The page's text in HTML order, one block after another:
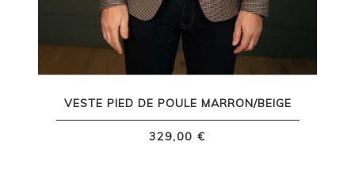
VESTE PIED DE POULE MARRON/BEIGE
329,00 €